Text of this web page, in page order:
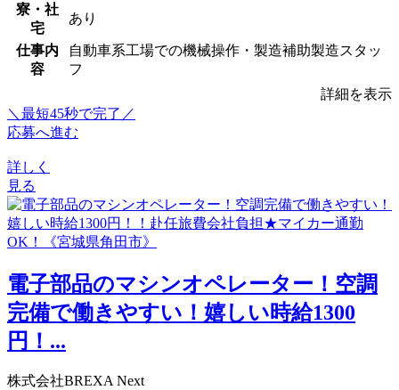
寮・社
宅
あり
仕事内
容
自動車系工場での機械操作・製造補助製造スタッ
フ
詳細を表示
＼最短45秒で完了／
応募へ進む
詳しく
見る
電子部品のマシンオペレーター！空調
完備で働きやすい！嬉しい時給1300
円！...
株式会社BREXA Next